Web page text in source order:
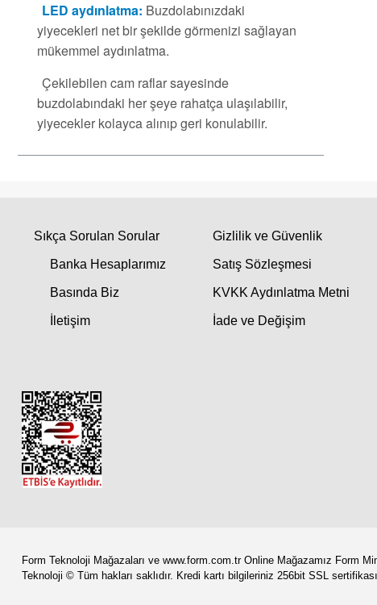
LED aydınlatma: Buzdolabınızdaki
yiyecekleri net bir şekilde görmenizi sağlayan
mükemmel aydınlatma.
Çekilebilen cam raflar sayesinde
buzdolabındaki her şeye rahatça ulaşılabilir,
yiyecekler kolayca alınıp geri konulabilir.
Sıkça Sorulan Sorular
Banka Hesaplarımız
Basında Biz
İletişim
Gizlilik ve Güvenlik
Satış Sözleşmesi
KVKK Aydınlatma Metni
İade ve Değişim
Form Teknoloji Mağazaları ve www.form.com.tr Online Mağazamız Form
Teknoloji © Tüm hakları saklıdır. Kredi kartı bilgileriniz 256bit SSL